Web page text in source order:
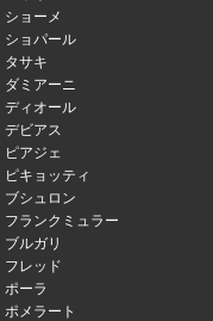
ショーメ
ショパール
タサキ
ダミアーニ
ディオール
デビアス
ピアジェ
ピキョッティ
ブシュロン
フランクミュラー
ブルガリ
フレッド
ポーラ
ポメラート